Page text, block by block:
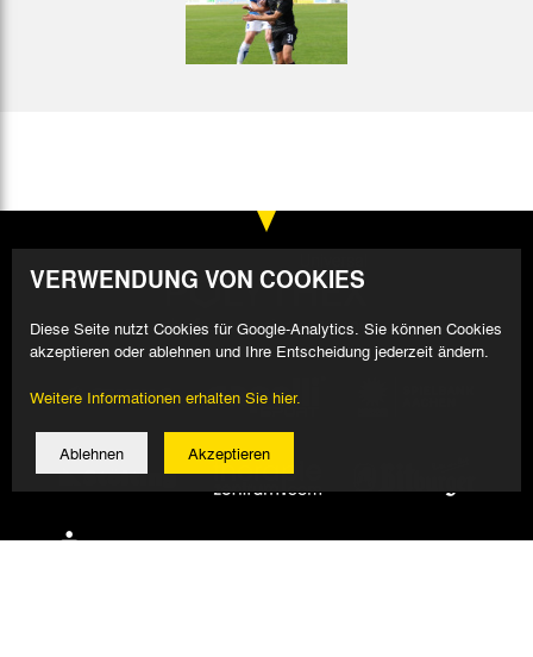
VERWENDUNG VON COOKIES
Diese Seite nutzt Cookies für Google-Analytics. Sie können Cookies
akzeptieren oder ablehnen und Ihre Entscheidung jederzeit ändern.
Weitere Informationen erhalten Sie hier.
Ablehnen Akzeptieren